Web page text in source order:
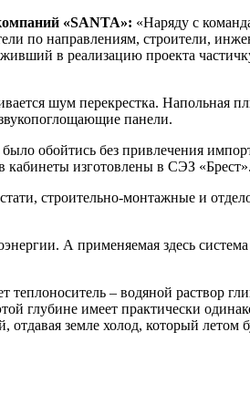
«SANTA»: «Наряду с
по направлениям, строители,
в реализацию проекта
шум перекрестка. Напольная
панели.
обойтись без привлечения
кабинеты изготовлены в СЭЗ «Брест».
строительно-монтажные и
А применяемая здесь
– водяной раствор
глубине имеет практически
земле холод, который летом